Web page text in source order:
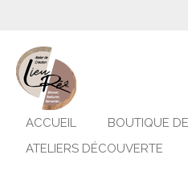
contenu
principal
ACCUEIL BOUTIQUE
ATELIERS DÉCOUVERTE